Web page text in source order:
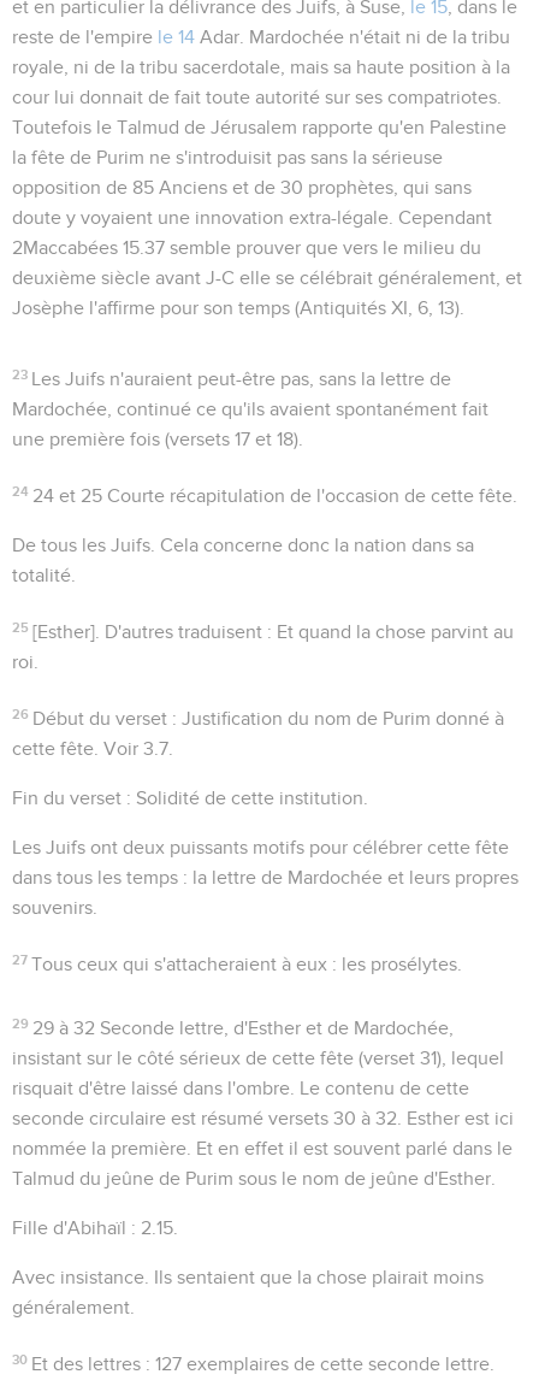
et en particulier la délivrance des Juifs, à Suse, le 15 , dans le
reste de l'empire le 14 Adar. Mardochée n'était ni de la tribu
royale, ni de la tribu sacerdotale, mais sa haute position à la
cour lui donnait de fait toute autorité sur ses compatriotes.
Toutefois le Talmud de Jérusalem rapporte qu'en Palestine
la fête de Purim ne s'introduisit pas sans la sérieuse
opposition de 85 Anciens et de 30 prophètes, qui sans
doute y voyaient une innovation extra-légale. Cependant
2Maccabées 15.37 semble prouver que vers le milieu du
deuxième siècle avant J-C elle se célébrait généralement, et
Josèphe l'affirme pour son temps (Antiquités XI, 6, 13).
23 Les Juifs n'auraient peut-être pas, sans la lettre de
Mardochée, continué ce qu'ils avaient spontanément fait
une première fois (versets 17 et 18).
24 24 et 25 Courte récapitulation de l'occasion de cette fête.
De tous les Juifs . Cela concerne donc la nation dans sa
totalité.
25 [Esther] . D'autres traduisent : Et quand la chose parvint au
roi.
26 Début du verset : Justification du nom de Purim donné à
cette fête. Voir 3.7
Fin du verset : Solidité de cette institution.
Les Juifs ont deux puissants motifs pour célébrer cette fête
dans tous les temps : la lettre de Mardochée et leurs propres
souvenirs.
27 Tous ceux qui s'attacheraient à eux : les prosélytes.
29 29 à 32 Seconde lettre, d'Esther et de Mardochée,
insistant sur le côté sérieux de cette fête (verset 31), lequel
risquait d'être laissé dans l'ombre. Le contenu de cette
seconde circulaire est résumé versets 30 à 32. Esther est ici
nommée la première. Et en effet il est souvent parlé dans le
Talmud du jeûne de Purim sous le nom de jeûne d'Esther.
Fille d'Abihaïl : 2.15
Avec insistance . Ils sentaient que la chose plairait moins
généralement.
30 Et des lettres : 127 exemplaires de cette seconde lettre.